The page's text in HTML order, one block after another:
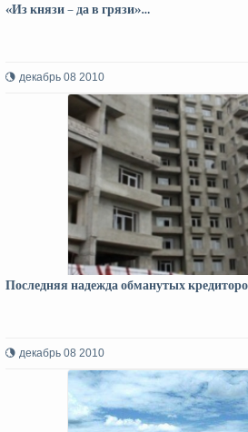
«Из князи – да в грязи»…
декабрь 08 2010
Последняя надежда обманутых
декабрь 08 2010